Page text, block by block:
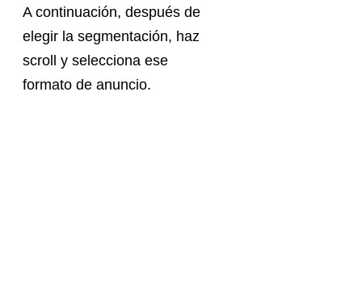
A continuación, después de
elegir la segmentación, haz
scroll y selecciona ese
formato de anuncio.